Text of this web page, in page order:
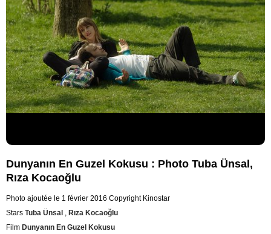
Dunyanın En Guzel Kokusu : Photo Tuba Ünsal,
Rıza Kocaoğlu
Photo ajoutée le 1 février 2016 Copyright Kinostar
Stars Tuba Ünsal , Rıza Kocaoğlu
Film Dunyanın En Guzel Kokusu